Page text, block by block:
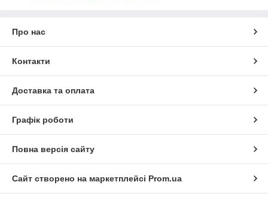
Про нас
Контакти
Доставка та оплата
Графік роботи
Повна версія сайту
Сайт створено на маркетплейсі Prom.ua